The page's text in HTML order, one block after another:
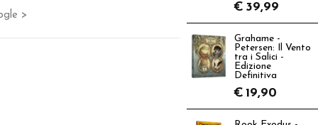
>
€ 39,99
Grahame -
Petersen: Il Vento
tra i Salici -
Edizione
Definitiva
€ 19,90